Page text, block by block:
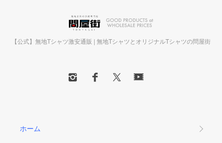
【公式】無地Tシャツ激安通販 | 無地TシャツとオリジナルTシャツの問屋街
ホーム